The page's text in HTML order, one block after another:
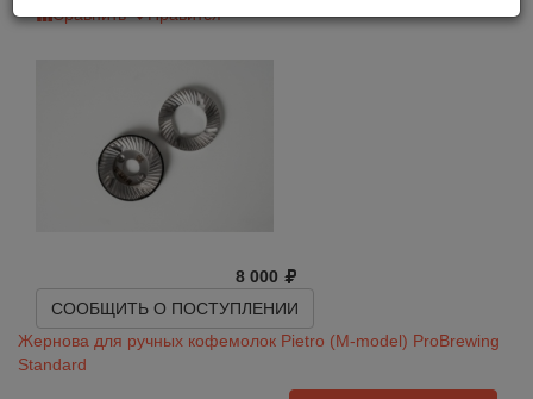
Сравнить Нравится
8 000
СООБЩИТЬ О ПОСТУПЛЕНИИ
Жернова для ручных кофемолок Pietro (M-model) ProBrewing
Standard